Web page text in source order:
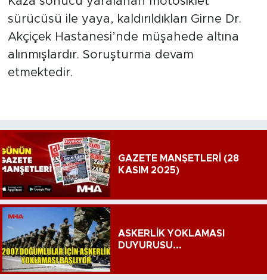
sürücüsü ile yaya, kaldırıldıkları Girne Dr.
Akçiçek Hastanesi’nde müşahede altına
alınmışlardır. Soruşturma devam
etmektedir.
GAZETE MANŞETLERİ (28
KASIM 2025)
ASKERLİK YOKLAMASI
DUYURUSU...